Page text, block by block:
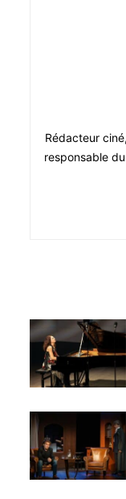
Rédacteur
responsable